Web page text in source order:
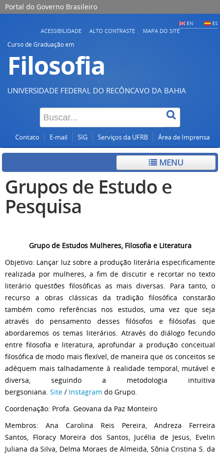
Portal do Governo Brasileiro
EN ES
ACESSIBILIDADE ALTO CONTRASTE
MAPA DO SITE
Curso de Graduação em
Filosofia
UNIVERSIDADE FEDERAL DO RECÔNCAVO DA BAHIA
Contato E-mail SIG Serviços da UFRB Área de Imprensa
MENU
Grupos de Estudo e
Pesquisa
Grupo de Estudos Mulheres, Filosofia e Literatura
Objetivo: Lançar luz sobre a produção literária especificamente
realizada por mulheres, a fim de discutir e recortar no texto
literário questões filosóficas as mais diversas. Para tanto, o
recurso a obras clássicas da tradição filosófica constarão
também como referências nos estudos, uma vez que seja
através do pensamento desses filósofos e filósofas que
abordaremos os temas literários. Através do diálogo fecundo
entre filosofia e literatura, aprofundar a produção conceitual
filosófica de modo mais flexível, de maneira que os conceitos se
adéquem mais talhadamente à realidade temporal, mutável e
diversa, seguindo a metodologia intuitiva
bergsoniana. Site / Instagram do Grupo.
Coordenação: Profa. Geovana da Paz Monteiro
Membros: Ana Carolina Reis Pereira, Andreza Ferreira
Santos, Floracy Moreira dos Santos, Jucélia de Jesus, Evelin
Juliana da Silva, Delma Moraes de Almeida, Sônia Cristina S. da